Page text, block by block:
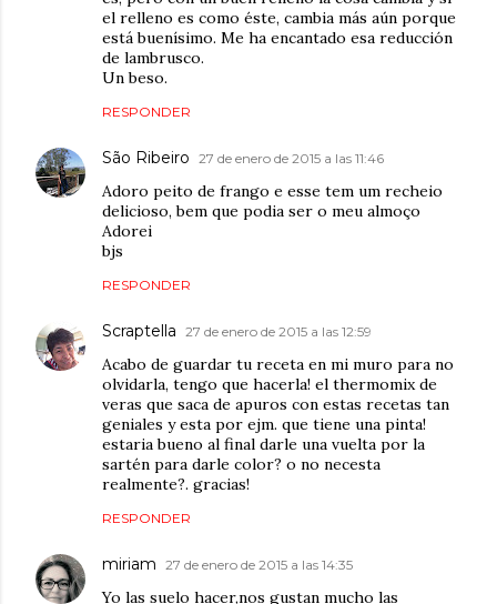
el relleno es como éste, cambia más aún porque
está buenísimo. Me ha encantado esa reducción
de lambrusco.
Un beso.
RESPONDER
São Ribeiro 27 de enero de 2015 a las 11:46
Adoro peito de frango e esse tem um recheio
delicioso, bem que podia ser o meu almoço
Adorei
bjs
RESPONDER
Scraptella 27 de enero de 2015 a las 12:59
Acabo de guardar tu receta en mi muro para no
olvidarla, tengo que hacerla! el thermomix de
veras que saca de apuros con estas recetas tan
geniales y esta por ejm. que tiene una pinta!
estaria bueno al final darle una vuelta por la
sartén para darle color? o no necesta
realmente?. gracias!
RESPONDER
miriam 27 de enero de 2015 a las 14:35
Yo las suelo hacer,nos gustan mucho las